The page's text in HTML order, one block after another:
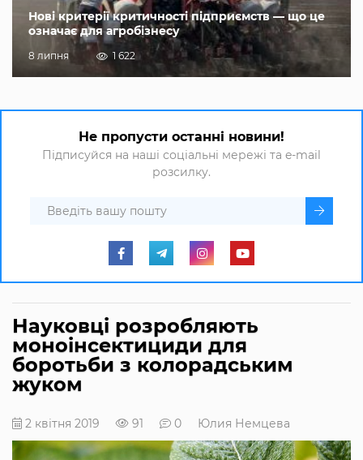
Нові критерії критичності підприємств — що це
означає для агробізнесу
8 липня 1 622
Не пропусти останні новини!
Підписуйся на наші соціальні мережі та e-mail
розсилку.
Науковці розробляють
моноінсектициди для
боротьби з колорадським
жуком
2 квітня 2019 91 0 Юлия Немцева